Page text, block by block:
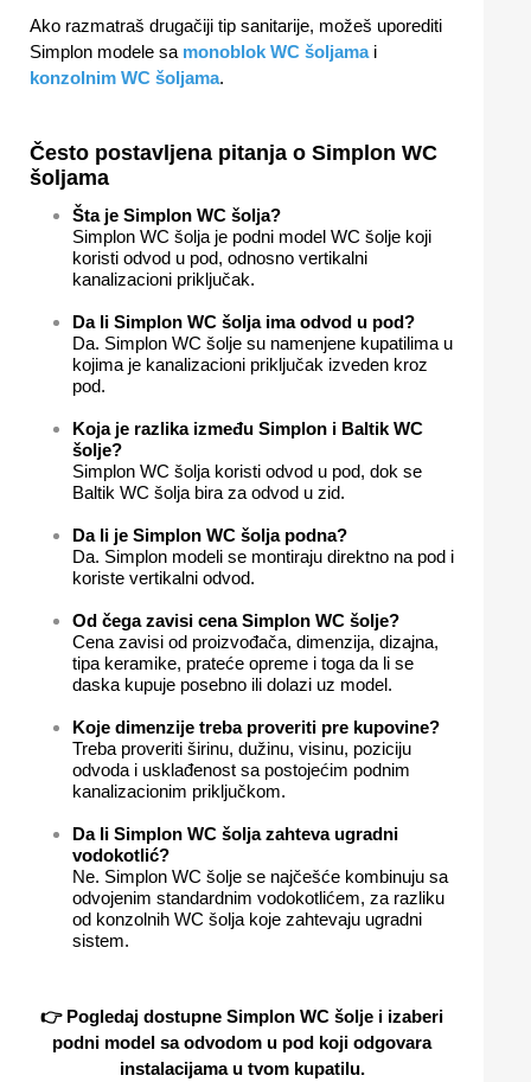
Ako razmatraš drugačiji tip sanitarije, možeš uporediti
Simplon modele sa monoblok WC šoljamai
konzolnim WC šoljama.
Često postavljena pitanja o Simplon WC
šoljama
Šta je Simplon WC šolja?
Simplon WC šolja je podni model WC šolje koji
koristi odvod u pod, odnosno vertikalni
kanalizacioni priključak.
Da li Simplon WC šolja ima odvod u pod?
Da. Simplon WC šolje su namenjene kupatilima u
kojima je kanalizacioni priključak izveden kroz
pod.
Koja je razlika između Simplon i Baltik WC
šolje?
Simplon WC šolja koristi odvod u pod, dok se
Baltik WC šolja bira za odvod u zid.
Da li je Simplon WC šolja podna?
Da. Simplon modeli se montiraju direktno na pod i
koriste vertikalni odvod.
Od čega zavisi cena Simplon WC šolje?
Cena zavisi od proizvođača, dimenzija, dizajna,
tipa keramike, prateće opreme i toga da li se
daska kupuje posebno ili dolazi uz model.
Koje dimenzije treba proveriti pre kupovine?
Treba proveriti širinu, dužinu, visinu, poziciju
odvoda i usklađenost sa postojećim podnim
kanalizacionim priključkom.
Da li Simplon WC šolja zahteva ugradni
vodokotlić?
Ne. Simplon WC šolje se najčešće kombinuju sa
odvojenim standardnim vodokotlićem, za razliku
od konzolnih WC šolja koje zahtevaju ugradni
sistem.
👉 Pogledaj dostupne Simplon WC šolje i izaberi
podni model sa odvodom u pod koji odgovara
instalacijama u tvom kupatilu.